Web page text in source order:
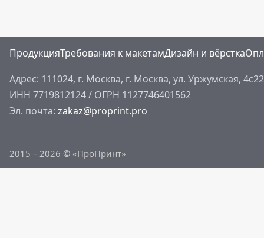
ПродукцияТребования к макетамДизайн и вёрстка
Адрес: 111024, г. Москва, г. Москва, ул. Уржумская, 4с22
ИНН 7719812124/ ОГРН 1127746401562
Эл. почта: zakaz@proprint.pro
2015 – 2026 © «ПроПринт»